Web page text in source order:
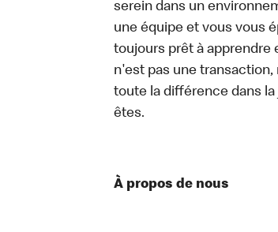
serein dans un
une équipe et vous vous
toujours prêt à apprendre
n'est pas une
toute la différence dans
êtes.
À propos de nous